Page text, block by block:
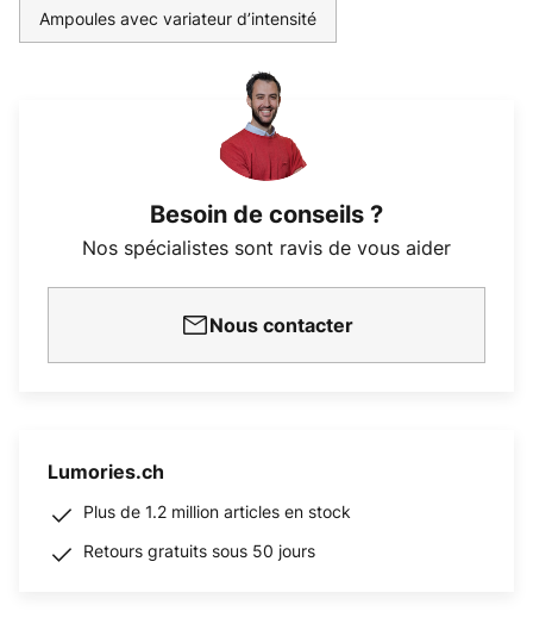
Ampoules avec variateur d’intensité
Besoin de conseils ?
Nos spécialistes sont ravis de vous aider
Nous contacter
Lumories.ch
Plus de 1.2 million articles en stock
Retours gratuits sous 50 jours